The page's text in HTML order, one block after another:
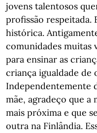
jovens talentosos
profissão respeitada.
histórica.
comunidades muitas
para ensinar as
criança igualdade de
Independentemente
mãe, agradeço que a
mais próxima e que
outra na Finlândia.